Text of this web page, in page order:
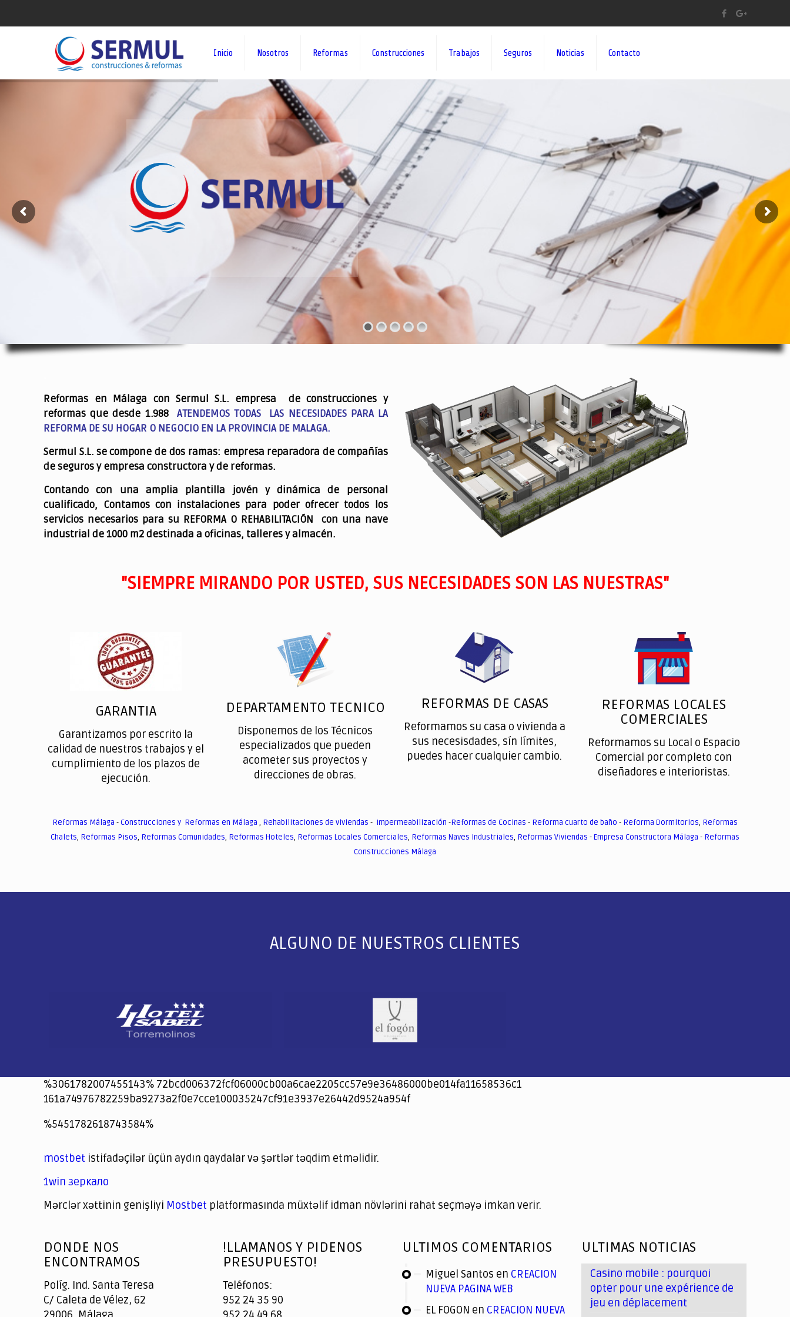
Inicio Nosotros Reformas Construcciones Trabajos Seguros Noticias Contacto
¡¡DAMOS VIDA A SUS IDEAS¡¡
Reformas en Málaga con Sermul S.L. empresa de construcciones y
reformas que desde 1.988 ATENDEMOS TODAS LAS NECESIDADES PARA LA
REFORMA DE SU HOGAR O NEGOCIO EN LA PROVINCIA DE MALAGA.
Sermul S.L. se compone de dos ramas: empresa reparadora de compañías
de seguros y empresa constructora y de reformas.
Contando con una amplia plantilla jovén y dinámica de personal
cualificado, Contamos con instalaciones para poder ofrecer todos los
servicios necesarios para su REFORMA O REHABILITACIÓN con una nave
industrial de 1000 m2 destinada a oficinas, talleres y almacén.
"SIEMPRE MIRANDO POR USTED, SUS NECESIDADES SON LAS NUESTRAS"
GARANTIA
Garantizamos por escrito la
calidad de nuestros trabajos y el
cumplimiento de los plazos de
ejecución.
DEPARTAMENTO TECNICO
Disponemos de los Técnicos
especializados que pueden
acometer sus proyectos y
direcciones de obras.
REFORMAS DE CASAS
Reformamos su casa o vivienda a
sus necesisdades, sín límites,
puedes hacer cualquier cambio.
REFORMAS LOCALES
COMERCIALES
Reformamos su Local o Espacio
Comercial por completo con
diseñadores e interioristas.
Reformas Málaga -Construcciones y Reformas en Málaga , Rehabilitaciones de viviendas - Impermeabilización -Reformas de Cocinas - Reforma cuarto de baño - Reforma Dormitorios, Reformas
Chalets, Reformas Pisos, Reformas Comunidades, Reformas Hoteles, Reformas Locales Comerciales, Reformas Naves Industriales, Reformas Viviendas -Empresa Constructora Málaga - Reformas
Construcciones Málaga
ALGUNO DE NUESTROS CLIENTES
%3061782007455143% 72bcd006372fcf06000cb00a6cae2205cc57e9e36486000be014fa11658536c1
161a74976782259ba9273a2f0e7cce100035247cf91e3937e26442d9524a954f
jeetcity
1xbet
jeet city casino
%5451782618743584%
spintiger
Avabet
Spinrise
Crown Green
Crowngreen casino login
슈가 러쉬1000 슬롯
crazy time casino online
1xcasinozambia.com
codingworldnews.com
parimatch.kr
winorio
winorio casino
winorio
mostbet istifadəçilər üçün aydın qaydalar və şərtlər təqdim etməlidir.
1win зеркало
Mərclər xəttinin genişliyi Mostbet platformasında müxtəlif idman növlərini rahat seçməyə imkan verir.
of
Casino
DONDE NOS
ENCONTRAMOS
Políg. Ind. Santa Teresa
C/ Caleta de Vélez, 62
!LLAMANOS Y PIDENOS
PRESUPUESTO!
Teléfonos:
952 24 35 90
ULTIMOS COMENTARIOS
Miguel Santos en CREACION
NUEVA PAGINA WEB
EL FOGON en CREACION NUEVA
ULTIMAS NOTICIAS
Casino mobile : pourquoi
opter pour une expérience de
jeu en déplacement